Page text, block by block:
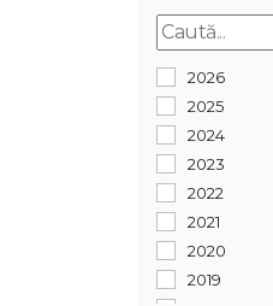
2026
2025
2024
2023
2022
2021
2020
2019